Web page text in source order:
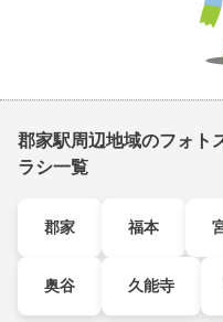
郡家駅周辺地域のフォト
ラシ一覧
郡家 福本
奥谷 久能寺